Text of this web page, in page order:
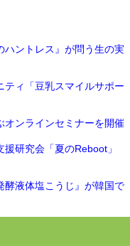
ハントレス』が問う生の実
ティ「豆乳スマイルサポー
オンラインセミナーを開催
研究会「夏のReboot」
酵液体塩こうじ』が韓国で